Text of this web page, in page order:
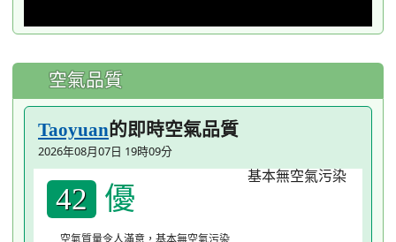
空氣品質
Taoyuan的即時空氣品質
2026年08月07日 19時09分
42 優
空氣質量令人滿意，基本無空氣污染